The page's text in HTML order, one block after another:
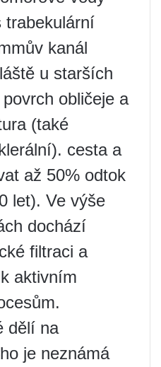
trabekulární
kanál
u starších
obličeje a
(také
cesta a
až 50% odtok
let). Ve výše
dochází
filtraci a
aktivním
dělí na
je neznámá